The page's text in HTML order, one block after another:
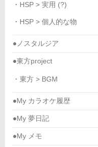
・HSP > 実用 (?)
・HSP > 個人的な物
●ノスタルジア
●東方project
・東方 > BGM
●My カラオケ履歴
●My 夢日記
●My メモ